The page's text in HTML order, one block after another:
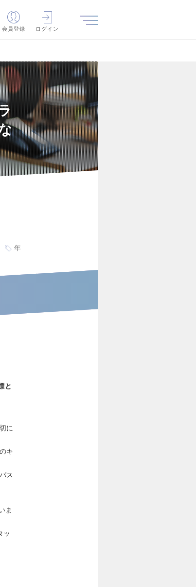
会員登録 ログイン
年
と
に
キ
ス
ま
ッ